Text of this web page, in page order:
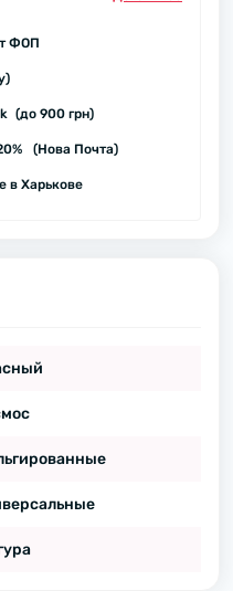
ФОП
(до 900 грн)
(Нова Почта)
в Харькове